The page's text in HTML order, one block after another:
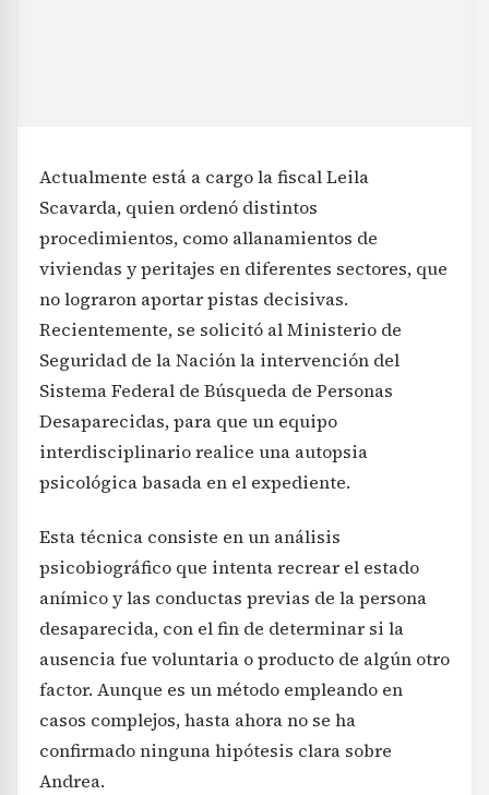
Actualmente está a cargo la fiscal Leila
Scavarda, quien ordenó distintos
procedimientos, como allanamientos de
viviendas y peritajes en diferentes sectores, que
no lograron aportar pistas decisivas.
Recientemente, se solicitó al Ministerio de
Seguridad de la Nación la intervención del
Sistema Federal de Búsqueda de Personas
Desaparecidas, para que un equipo
interdisciplinario realice una autopsia
psicológica basada en el expediente.
Esta técnica consiste en un análisis
psicobiográfico que intenta recrear el estado
anímico y las conductas previas de la persona
desaparecida, con el fin de determinar si la
ausencia fue voluntaria o producto de algún otro
factor. Aunque es un método empleando en
casos complejos, hasta ahora no se ha
confirmado ninguna hipótesis clara sobre
Andrea.